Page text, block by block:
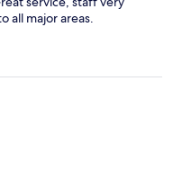
all major areas.